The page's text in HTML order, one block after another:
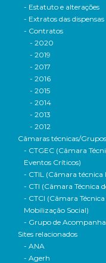
- Estatuto e alterações
- Extratos das dispensas
- Contratos
- 2020
- 2019
- 2017
- 2016
- 2015
- 2014
- 2013
- 2012
Câmaras técnicas/
- CTGEC (Câmara
Eventos Críticos)
- CTIL (Câmara técnica
- CTI (Câmara Técnica
- CTCI (Câmara
Mobilização Social)
- Grupo de
Sites relacionados
- ANA
- Agerh